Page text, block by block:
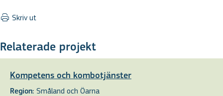
Skriv ut
Relaterade projekt
Kompetens och kombotjänster
Region: Småland och Öarna